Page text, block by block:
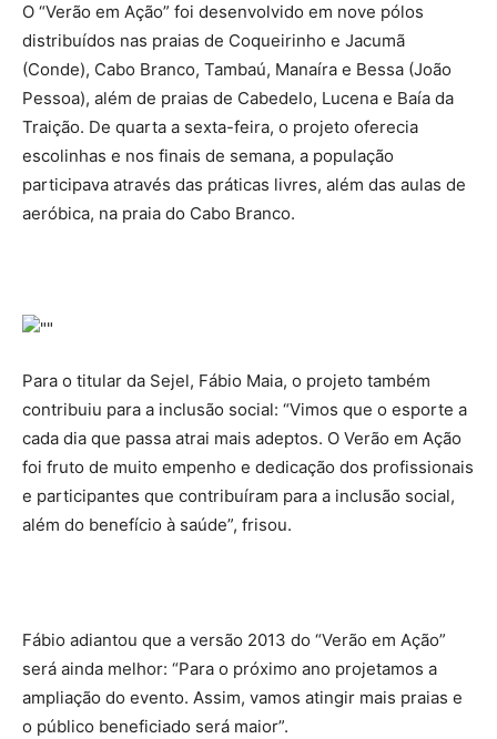
O “Verão em Ação” foi desenvolvido em nove pólos
distribuídos nas praias de Coqueirinho e Jacumã
(Conde), Cabo Branco, Tambaú, Manaíra e Bessa (João
Pessoa), além de praias de Cabedelo, Lucena e Baía da
Traição. De quarta a sexta-feira, o projeto oferecia
escolinhas e nos finais de semana, a população
participava através das práticas livres, além das aulas de
aeróbica, na praia do Cabo Branco.
Para o titular da Sejel, Fábio Maia, o projeto também
contribuiu para a inclusão social: “Vimos que o esporte a
cada dia que passa atrai mais adeptos. O Verão em Ação
foi fruto de muito empenho e dedicação dos profissionais
e participantes que contribuíram para a inclusão social,
além do benefício à saúde”, frisou.
Fábio adiantou que a versão 2013 do “Verão em Ação”
será ainda melhor: “Para o próximo ano projetamos a
ampliação do evento. Assim, vamos atingir mais praias e
o público beneficiado será maior”.